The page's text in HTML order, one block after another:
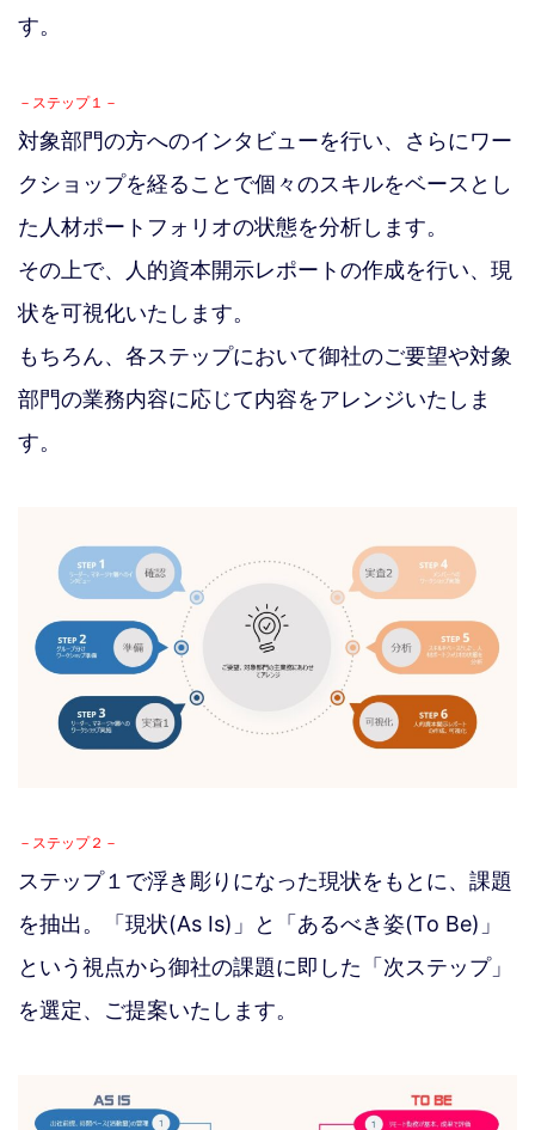
す。
－ステップ１－
対象部門の方へのインタビューを行い、さらにワー
クショップを経ることで個々のスキルをベースとし
た人材ポートフォリオの状態を分析します。
その上で、人的資本開示レポートの作成を行い、現
状を可視化いたします。
もちろん、各ステップにおいて御社のご要望や対象
部門の業務内容に応じて内容をアレンジいたしま
す。
－ステップ２－
ステップ１で浮き彫りになった現状をもとに、課題
を抽出。「現状(As Is)」と「あるべき姿(To Be)」
という視点から御社の課題に即した「次ステップ」
を選定、ご提案いたします。